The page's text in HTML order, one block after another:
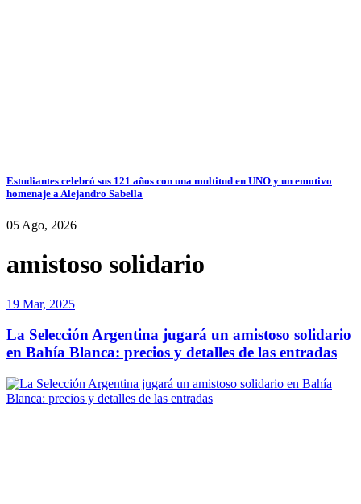
Estudiantes celebró sus 121 años con una multitud en UNO y un emotivo
homenaje a Alejandro Sabella
05 Ago, 2026
amistoso solidario
19 Mar, 2025
La Selección Argentina jugará un amistoso solidario
en Bahía Blanca: precios y detalles de las entradas